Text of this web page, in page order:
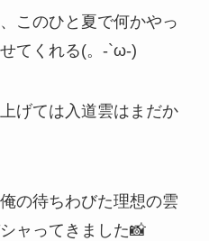
このひと夏で何かやっ
てくれる(。-`ω-)
げては入道雲はまだか
の待ちわびた理想の雲
ャってきました📸